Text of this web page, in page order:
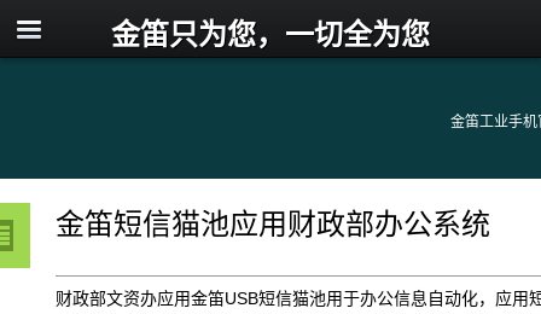
金笛工业手机
金笛只为您，一切全为您
金笛短信猫池应用财政部办公系统
财政部文资办应用金笛USB短信猫池用于办公信息自动化，应